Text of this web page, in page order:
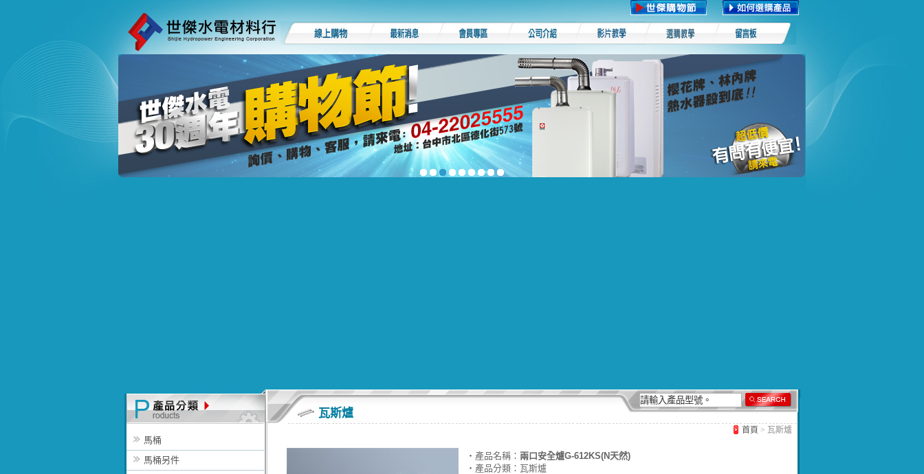
馬桶
馬桶另件
瓦斯爐
首頁 > 瓦斯爐
‧產品名稱： 兩口安全爐G-612KS(N天然)
‧產品分類：瓦斯爐